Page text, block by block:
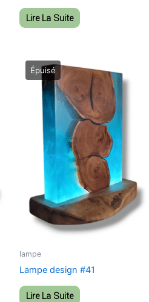
Lire La Suite
lampe
Lampe design #41
Lire La Suite